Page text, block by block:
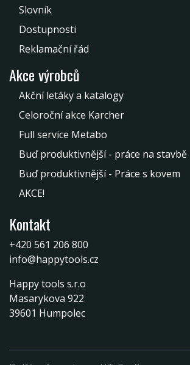
Slovník
Dostupnosti
Reklamační řád
Akce výrobců
Akční letáky a katalogy
Celoroční akce Karcher
Full service Metabo
Buď produktivnější - práce na stavbě
Buď produktivnější - Práce s kovem
AKCE!
Kontakt
+420 561 206 800
info@happytools.cz
Happy tools s.r.o
Masarykova 922
39601 Humpolec